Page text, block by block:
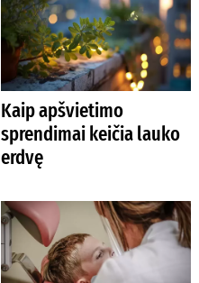
Kaip apšvietimo
sprendimai keičia lauko
erdvę